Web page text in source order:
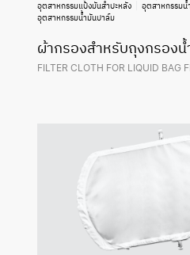
อุตสาหกรรมแป้งมันสำปะหลัง
อุตสาหกรรมน้
อุตสาหกรรมน้ำมันปาล์ม
ผ้ากรองสำหรับถุงกรองน้
FILTER CLOTH FOR LIQUID BAG